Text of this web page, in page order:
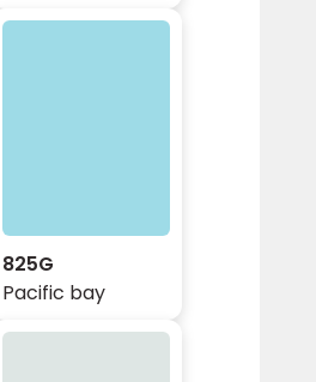
825G
Pacific bay